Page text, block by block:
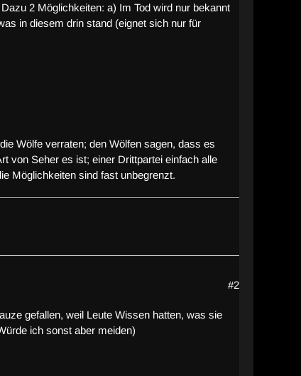
2 Möglichkeiten: a) Im Tod wird nur bekannt
in diesem drin stand (eignet sich nur für
Wölfe verraten; den Wölfen sagen, dass es
von Seher es ist; einer Drittpartei einfach alle
Möglichkeiten sind fast unbegrenzt.
#2
gefallen, weil Leute Wissen hatten, was sie
ich sonst aber meiden)